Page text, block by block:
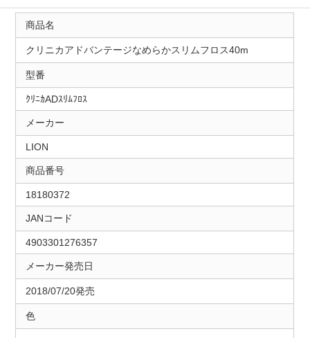
商品名
クリニカアドバンテージなめらかスリムフロス40m
型番
ｸﾘﾆｶADｽﾘﾑﾌﾛｽ
メーカー
LION
商品番号
18180372
JANコード
4903301276357
メーカー発売日
2018/07/20発売
色